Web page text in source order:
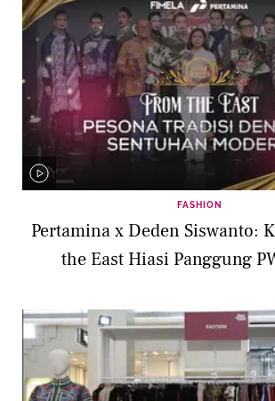
FASHION
Pertamina x Deden Siswanto:
the East Hiasi Panggung